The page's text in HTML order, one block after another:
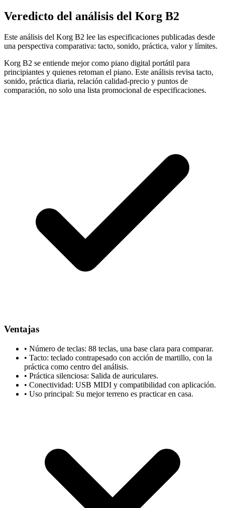
Veredicto del análisis del Korg B2
Este análisis del Korg B2 lee las especificaciones publicadas desde
una perspectiva comparativa: tacto, sonido, práctica, valor y límites.
Korg B2 se entiende mejor como piano digital portátil para
principiantes y quienes retoman el piano. Este análisis revisa tacto,
sonido, práctica diaria, relación calidad-precio y puntos de
comparación, no solo una lista promocional de especificaciones.
Ventajas
• Número de teclas: 88 teclas, una base clara para comparar.
• Tacto: teclado contrapesado con acción de martillo, con la
práctica como centro del análisis.
• Práctica silenciosa: Salida de auriculares.
• Conectividad: USB MIDI y compatibilidad con aplicación.
• Uso principal: Su mejor terreno es practicar en casa.